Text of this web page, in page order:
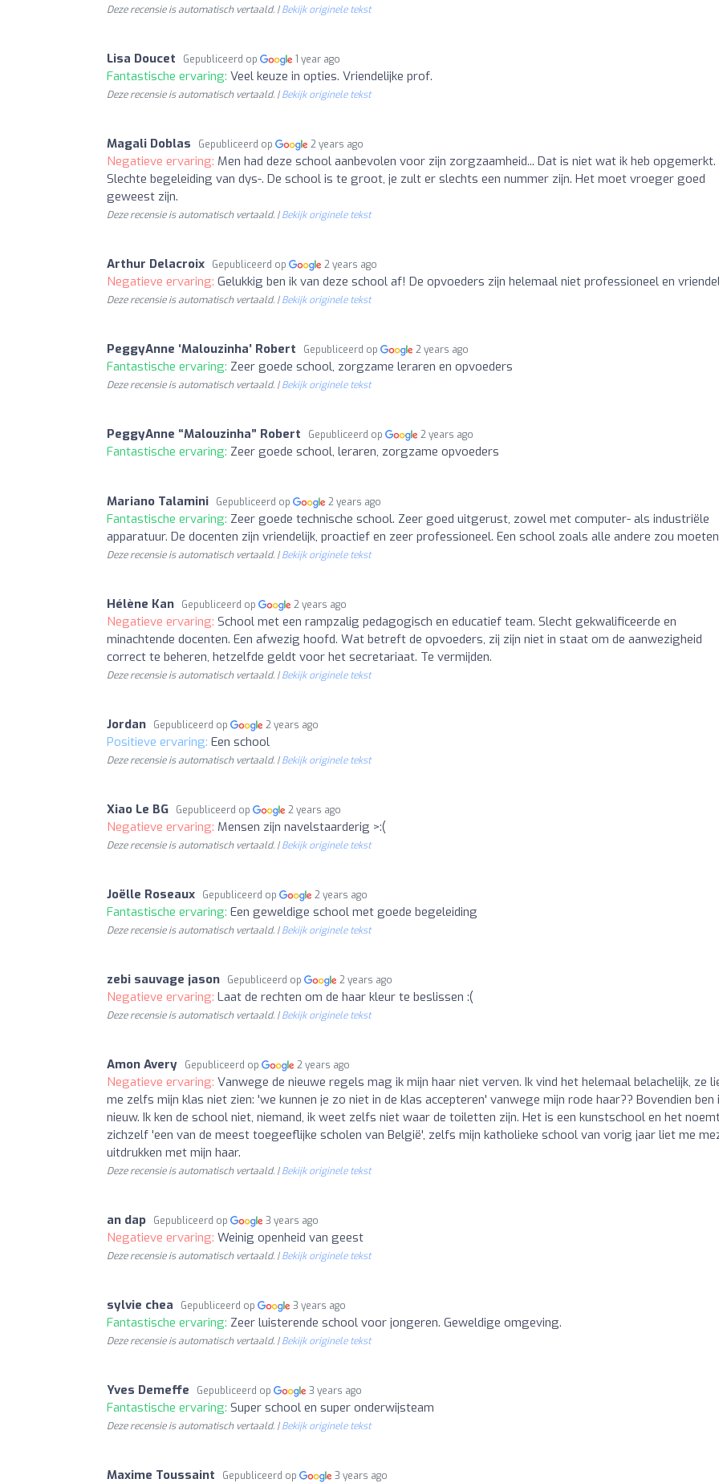
Deze recensie is automatisch vertaald. |Bekijk originele tekst
Lisa Doucet Gepubliceerd op 1 year ago
Fantastische ervaring: Veel keuze in opties. Vriendelijke prof.
Deze recensie is automatisch vertaald. |Bekijk originele tekst
Magali Doblas Gepubliceerd op 2 years ago
Negatieve ervaring: Men had deze school aanbevolen voor zijn zorgzaamheid... Dat is niet wat ik heb opgemerkt.
Slechte begeleiding van dys-. De school is te groot, je zult er slechts een nummer zijn. Het moet vroeger goed
geweest zijn.
Deze recensie is automatisch vertaald. |Bekijk originele tekst
Arthur Delacroix Gepubliceerd op 2 years ago
Negatieve ervaring: Gelukkig ben ik van deze school af! De opvoeders zijn helemaal niet professioneel en
Deze recensie is automatisch vertaald. |Bekijk originele tekst
PeggyAnne ‘Malouzinha’ Robert Gepubliceerd op 2 years ago
Fantastische ervaring: Zeer goede school, zorgzame leraren en opvoeders
Deze recensie is automatisch vertaald. |Bekijk originele tekst
PeggyAnne “Malouzinha” Robert Gepubliceerd op 2 years ago
Fantastische ervaring: Zeer goede school, leraren, zorgzame opvoeders
Mariano Talamini Gepubliceerd op 2 years ago
Fantastische ervaring: Zeer goede technische school. Zeer goed uitgerust, zowel met computer- als industriële
apparatuur. De docenten zijn vriendelijk, proactief en zeer professioneel. Een school zoals alle andere zou
Deze recensie is automatisch vertaald. |Bekijk originele tekst
Hélène Kan Gepubliceerd op 2 years ago
Negatieve ervaring: School met een rampzalig pedagogisch en educatief team. Slecht gekwalificeerde en
minachtende docenten. Een afwezig hoofd. Wat betreft de opvoeders, zij zijn niet in staat om de aanwezigheid
correct te beheren, hetzelfde geldt voor het secretariaat. Te vermijden.
Deze recensie is automatisch vertaald. |Bekijk originele tekst
Jordan Gepubliceerd op 2 years ago
Positieve ervaring: Een school
Deze recensie is automatisch vertaald. |Bekijk originele tekst
Xiao Le BG Gepubliceerd op 2 years ago
Negatieve ervaring: Mensen zijn navelstaarderig >:(
Deze recensie is automatisch vertaald. |Bekijk originele tekst
Joëlle Roseaux Gepubliceerd op 2 years ago
Fantastische ervaring: Een geweldige school met goede begeleiding
Deze recensie is automatisch vertaald. |Bekijk originele tekst
zebi sauvage jason Gepubliceerd op 2 years ago
Negatieve ervaring: Laat de rechten om de haar kleur te beslissen :(
Deze recensie is automatisch vertaald. |Bekijk originele tekst
Amon Avery Gepubliceerd op 2 years ago
Negatieve ervaring: Vanwege de nieuwe regels mag ik mijn haar niet verven. Ik vind het helemaal belachelijk, ze
me zelfs mijn klas niet zien: 'we kunnen je zo niet in de klas accepteren' vanwege mijn rode haar?? Bovendien ben
nieuw. Ik ken de school niet, niemand, ik weet zelfs niet waar de toiletten zijn. Het is een kunstschool en het
zichzelf 'een van de meest toegeeflijke scholen van België', zelfs mijn katholieke school van vorig jaar liet me
uitdrukken met mijn haar.
Deze recensie is automatisch vertaald. |Bekijk originele tekst
an dap Gepubliceerd op 3 years ago
Negatieve ervaring: Weinig openheid van geest
Deze recensie is automatisch vertaald. |Bekijk originele tekst
sylvie chea Gepubliceerd op 3 years ago
Fantastische ervaring: Zeer luisterende school voor jongeren. Geweldige omgeving.
Deze recensie is automatisch vertaald. |Bekijk originele tekst
Yves Demeffe Gepubliceerd op 3 years ago
Fantastische ervaring: Super school en super onderwijsteam
Deze recensie is automatisch vertaald. |Bekijk originele tekst
Maxime Toussaint Gepubliceerd op 3 years ago